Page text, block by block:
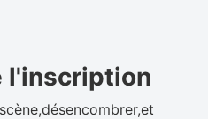
l'inscription